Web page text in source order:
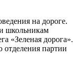
на дороге.
школьникам
«Зеленая дорога».
отделения партии